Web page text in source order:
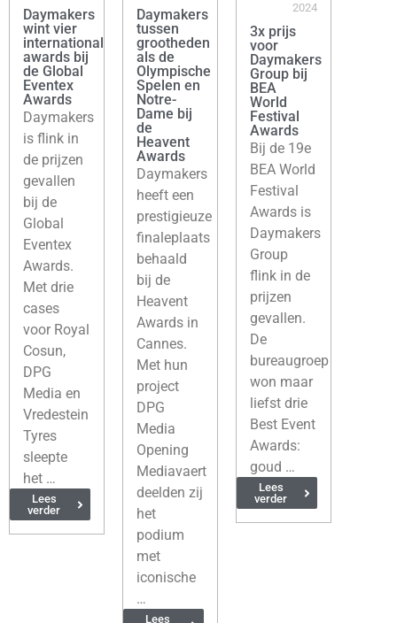
Daymakers
wint vier
internationale
awards bij
de Global
Eventex
Awards
Daymakers
is flink in
de prijzen
gevallen
bij de
Global
Eventex
Awards.
Met drie
cases
voor Royal
Cosun,
DPG
Media en
Vredestein
Tyres
sleepte
het …
Lees
verder
Daymakers
tussen
grootheden
als de
Olympische
Spelen en
Notre-
Dame bij
de
Heavent
Awards
Daymakers
heeft een
prestigieuze
finaleplaats
behaald
bij de
Heavent
Awards in
Cannes.
Met hun
project
DPG
Media
Opening
Mediavaert
deelden zij
het
podium
met
iconische
…
Lees
2024
3x prijs
voor
Daymakers
Group bij
BEA
World
Festival
Awards
Bij de 19e
BEA World
Festival
Awards is
Daymakers
Group
flink in de
prijzen
gevallen.
De
bureaugroep
won maar
liefst drie
Best Event
Awards:
goud …
Lees
verder